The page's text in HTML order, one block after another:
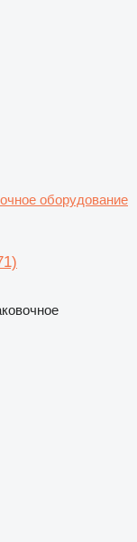
оборудование